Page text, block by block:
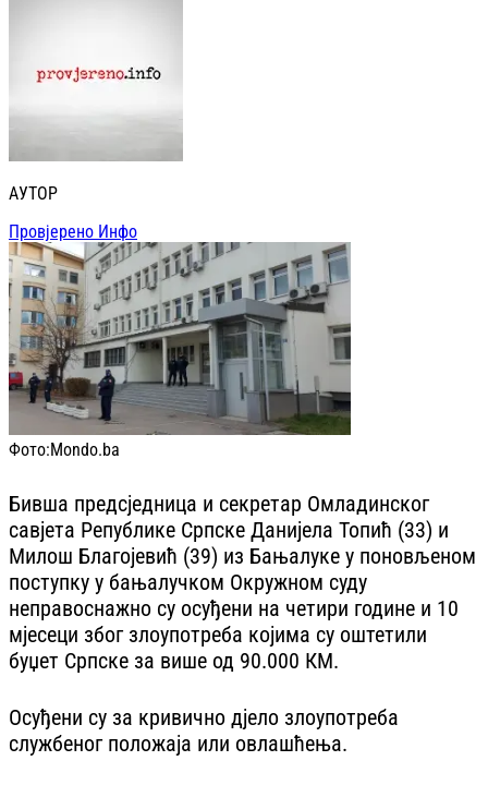
АУТОР
Провјерено Инфо
Фото:Mondo.ba
Бивша предсједница и секретар Омладинског
савјета Републике Српске Данијела Топић (33) и
Милош Благојевић (39) из Бањалуке у поновљеном
поступку у бањалучком Окружном суду
неправоснажно су осуђени на четири године и 10
мјесеци због злоупотреба којима су оштетили
буџет Српске за више од 90.000 КМ.
Осуђени су за кривично дјело злоупотреба
службеног положаја или овлашћења.